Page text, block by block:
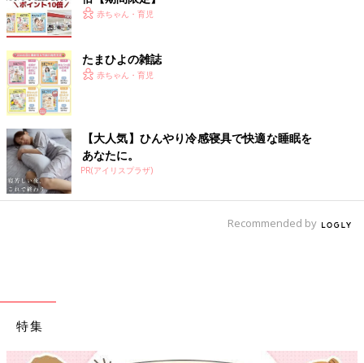
赤ちゃん・育児
たまひよの雑誌
赤ちゃん・育児
【大人気】ひんやり冷感寝具で快適な睡眠を
あなたに。
PR(アイリスプラザ)
Recommended by
特集